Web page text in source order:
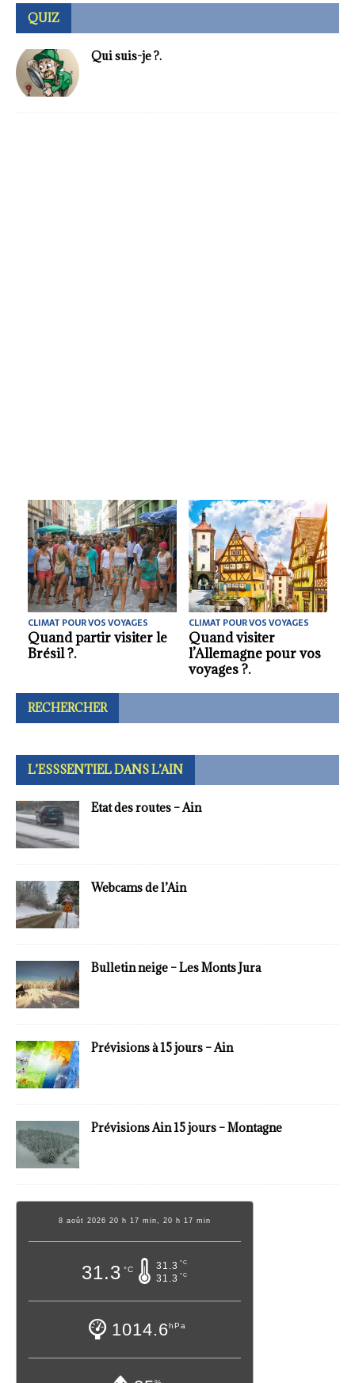
QUIZ
Qui suis-je ?.
CLIMAT POUR VOS VOYAGES
La meilleure saison
pour découvrir
CLIMAT POUR VOS VOYAGES
Le moment idéal pour
découvrir Capri.
RECHERCHER
L’ESSSENTIEL DANS L’AIN
Etat des routes – Ain
Webcams de l’Ain
Bulletin neige – Les Monts Jura
Prévisions à 15 jours – Ain
Prévisions Ain 15 jours – Montagne
8 août 2026 20 h 17 min, 20 h 17 min
31.3 °C 31.3 °C
31.3 °C
1014.6hPa